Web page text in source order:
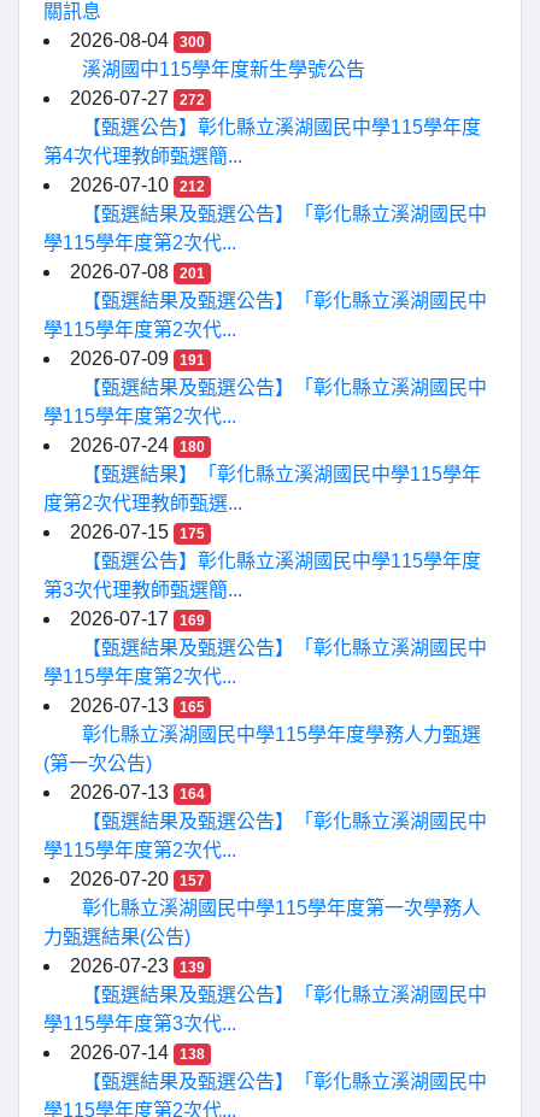
關訊息
2026-08-04
300
溪湖國中115學年度新生學號公告
2026-07-27
272
【甄選公告】彰化縣立溪湖國民中學115學年度
第4次代理教師甄選簡...
2026-07-10
212
【甄選結果及甄選公告】「彰化縣立溪湖國民中
學115學年度第2次代...
2026-07-08
201
【甄選結果及甄選公告】「彰化縣立溪湖國民中
學115學年度第2次代...
2026-07-09
191
【甄選結果及甄選公告】「彰化縣立溪湖國民中
學115學年度第2次代...
2026-07-24
180
【甄選結果】「彰化縣立溪湖國民中學115學年
度第2次代理教師甄選...
2026-07-15
175
【甄選公告】彰化縣立溪湖國民中學115學年度
第3次代理教師甄選簡...
2026-07-17
169
【甄選結果及甄選公告】「彰化縣立溪湖國民中
學115學年度第2次代...
2026-07-13
165
彰化縣立溪湖國民中學115學年度學務人力甄選
(第一次公告)
2026-07-13
164
【甄選結果及甄選公告】「彰化縣立溪湖國民中
學115學年度第2次代...
2026-07-20
157
彰化縣立溪湖國民中學115學年度第一次學務人
力甄選結果(公告)
2026-07-23
139
【甄選結果及甄選公告】「彰化縣立溪湖國民中
學115學年度第3次代...
2026-07-14
138
【甄選結果及甄選公告】「彰化縣立溪湖國民中
學115學年度第2次代...